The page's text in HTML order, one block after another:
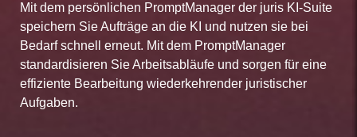
Mit dem persönlichen PromptManager der juris KI-Suite
speichern Sie Aufträge an die KI und nutzen sie bei
Bedarf schnell erneut. Mit dem PromptManager
standardisieren Sie Arbeitsabläufe und sorgen für eine
effiziente Bearbeitung wiederkehrender juristischer
Aufgaben.